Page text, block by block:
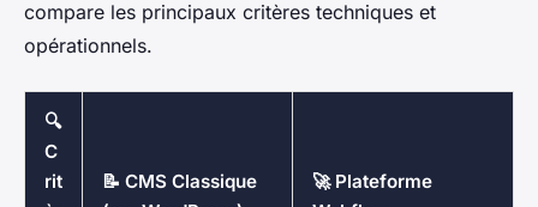
compare les principaux critères techniques et
opérationnels.
🔍
C
rit
📝 CMS Classique
🚀 Plateforme